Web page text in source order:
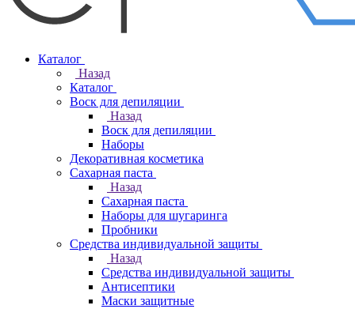
Каталог
Назад
Каталог
Воск для депиляции
Назад
Воск для депиляции
Наборы
Декоративная косметика
Сахарная паста
Назад
Сахарная паста
Наборы для шугаринга
Пробники
Средства индивидуальной защиты
Назад
Средства индивидуальной защиты
Антисептики
Маски защитные